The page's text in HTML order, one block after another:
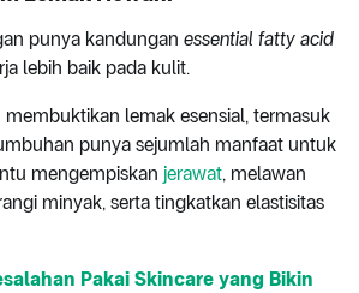
punya kandungan essential fatty acid
lebih baik pada kulit.
membuktikan lemak esensial, termasuk
punya sejumlah manfaat untuk
mengempiskan jerawat, melawan
minyak, serta tingkatkan elastisitas
Pakai Skincare yang Bikin